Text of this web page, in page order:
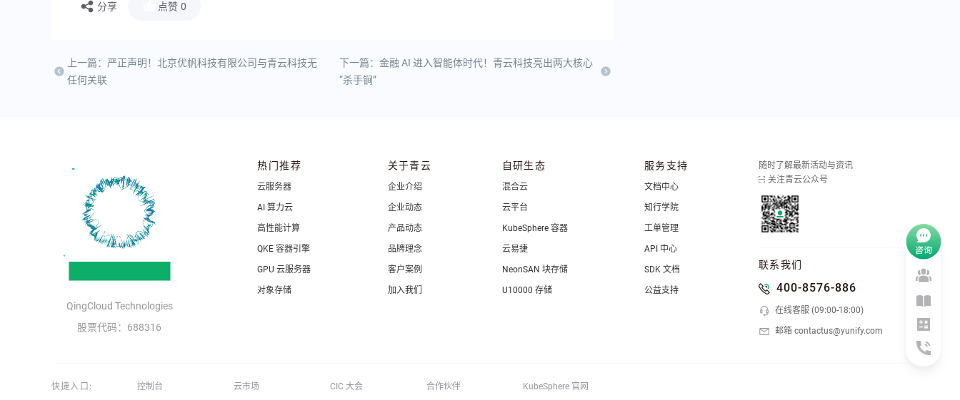
分享 点赞 0
上一篇：严正声明！北京优帆科技有限公司与青云科技无
任何关联
下一篇：金融 AI 进入智能体时代！青云科技亮出两大核心
“杀手锏”
QingCloud Technologies
股票代码：688316
热门推荐
云服务器
AI 算力云
高性能计算
QKE 容器引擎
GPU 云服务器
对象存储
关于青云
企业介绍
企业动态
产品动态
品牌理念
客户案例
加入我们
自研生态
混合云
云平台
KubeSphere 容器
云易捷
NeonSAN 块存储
U10000 存储
服务支持
文档中心
知行学院
工单管理
API 中心
SDK 文档
公益支持
随时了解最新活动与资讯
关注青云公众号
联系我们
400-8576-886
在线客服 (09:00-18:00)
邮箱 contactus@yunify.com
快捷入口: 控制台 云市场 CIC 大会 合作伙伴 KubeSphere 官网